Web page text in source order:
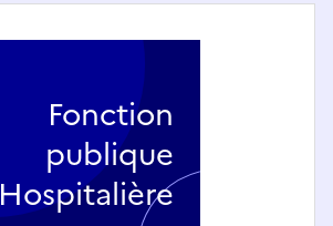
Fonction
publique
Hospitalière